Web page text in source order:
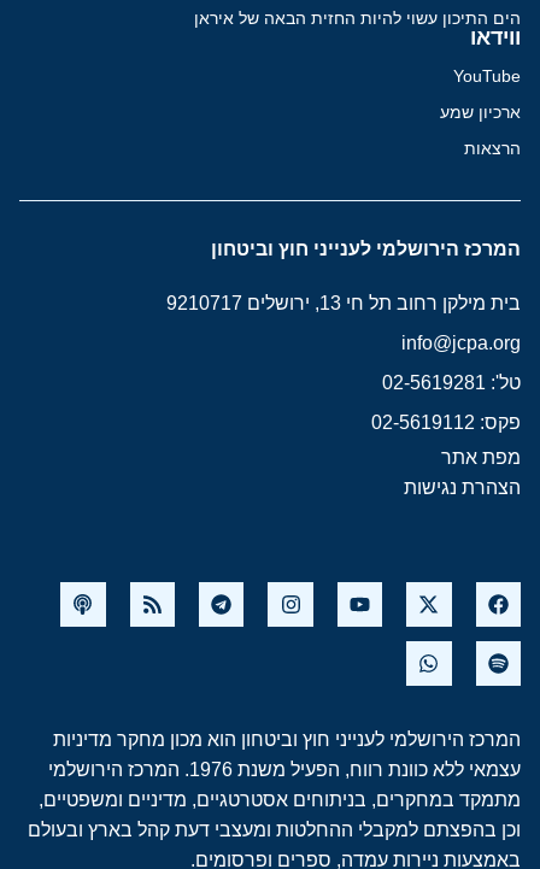
הים התיכון עשוי להיות החזית הבאה של איראן
ווידאו
YouTube
ארכיון שמע
הרצאות
המרכז הירושלמי לענייני חוץ וביטחון
בית מילקן רחוב תל חי 13, ירושלים 9210717
info@jcpa.org
טל': 02-5619281
פקס: 02-5619112
מפת אתר
הצהרת נגישות
המרכז הירושלמי לענייני חוץ וביטחון הוא מכון מחקר מדיניות
עצמאי ללא כוונת רווח, הפעיל משנת 1976. המרכז הירושלמי
מתמקד במחקרים, בניתוחים אסטרטגיים, מדיניים ומשפטיים,
וכן בהפצתם למקבלי ההחלטות ומעצבי דעת קהל בארץ ובעולם
באמצעות ניירות עמדה, ספרים ופרסומים.